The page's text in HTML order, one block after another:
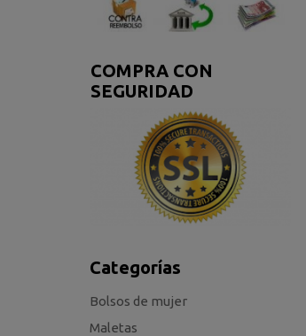
COMPRA CON
SEGURIDAD
Categorías
Bolsos de mujer
Maletas